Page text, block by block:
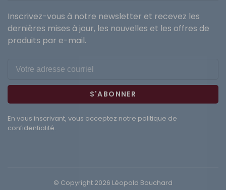
Inscrivez-vous à notre newsletter et recevez les
dernières mises à jour, les nouvelles et les offres de
produits par e-mail.
S'ABONNER
En vous inscrivant, vous acceptez notre politique de
confidentialité.
© Copyright 2026 Léopold Bouchard